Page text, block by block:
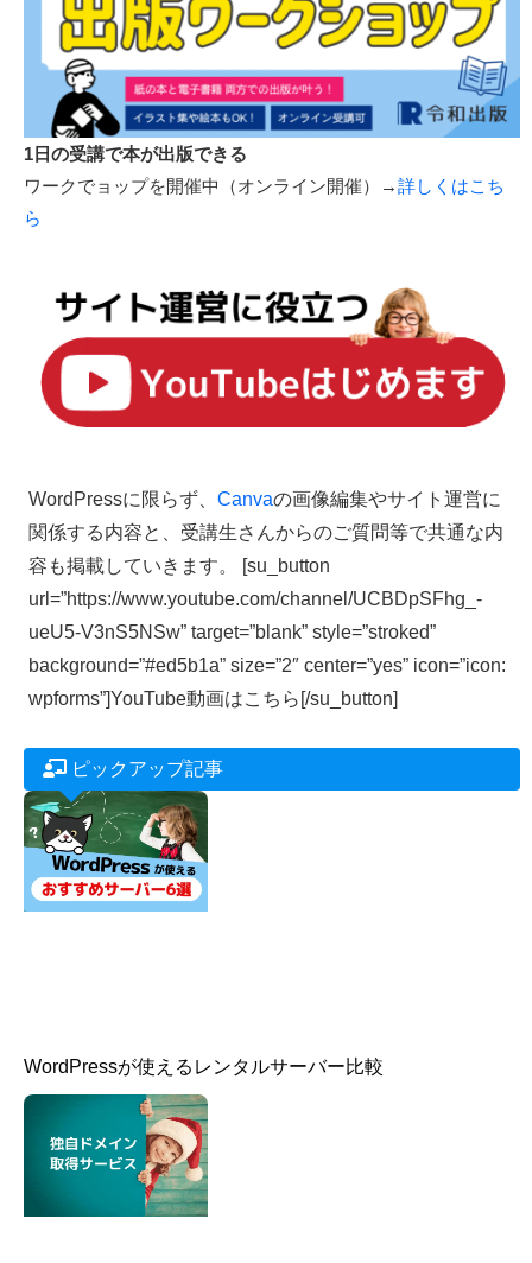
1日の受講で本が出版できる
ワークでョップを開催中（オンライン開催）→詳しくはこち
ら
WordPressに限らず、 Canvaの画像編集やサイト運営に
関係する内容と、受講生さんからのご質問等で共通な内
容も掲載していきます。 [su_button
url=”https://www.youtube.com/channel/UCBDpSFhg_-
ueU5-V3nS5NSw” target=”blank” style=”stroked”
background=”#ed5b1a” size=”2″ center=”yes” icon=”icon:
wpforms”]YouTube動画はこちら[/su_button]
ピックアップ記事
WordPressが使えるレンタルサーバー比較